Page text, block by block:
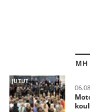
MH
JUTUT